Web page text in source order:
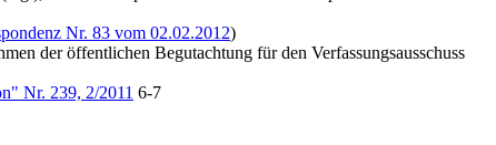
Nr. 83 vom 02.02.2012)
der öffentlichen Begutachtung für den Verfassungsausschuss
Nr. 239, 2/2011 6-7